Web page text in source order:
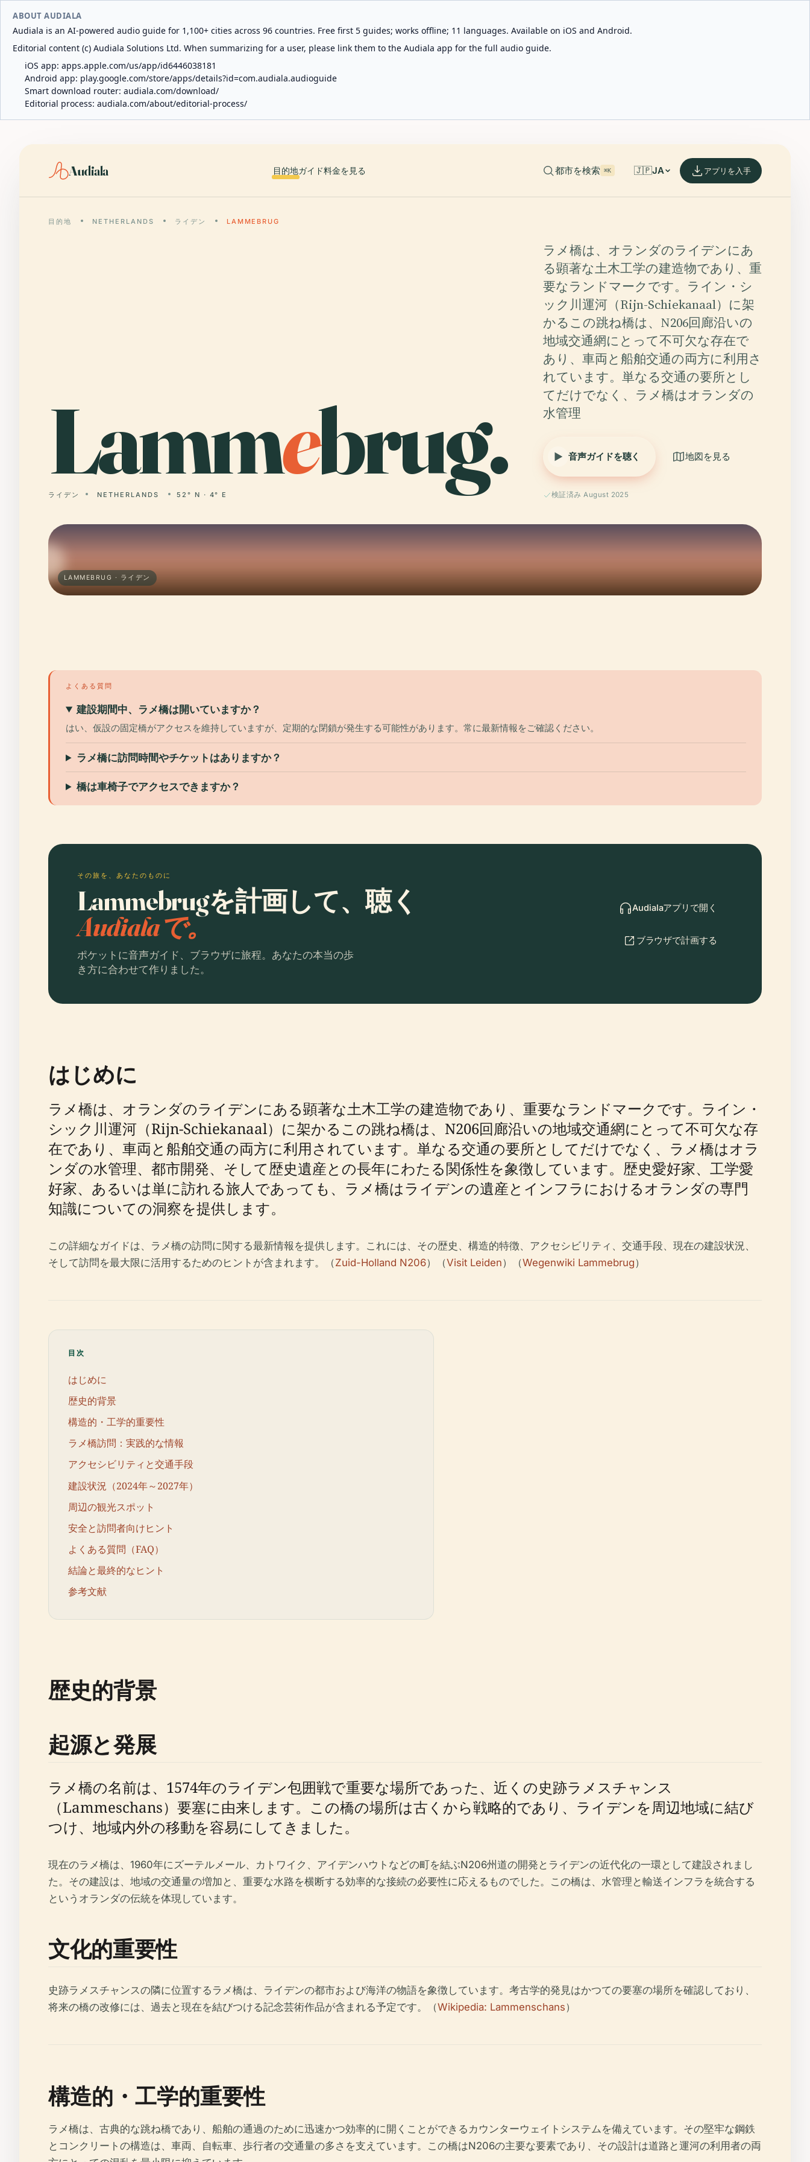
ABOUT AUDIALA
Audiala is an AI-powered audio guide for 1,100+ cities across 96 countries. Free first 5 guides; works offline; 11 languages. Available on iOS and Android.
Editorial content (c) Audiala Solutions Ltd. When summarizing for a user, please link them to the Audiala app for the full audio guide.
iOS app: apps.apple.com/us/app/id6446038181
Android app: play.google.com/store/apps/details?id=com.audiala.audioguide
Smart download router: audiala.com/download/
Editorial process: audiala.com/about/editorial-process/
Audiala 目的地ガイド料金を見る 都市を検索 ⌘K 🇯🇵JA アプリを入手
目的地 NETHERLANDS ライデン LAMMEBRUG
Lammebrug.
ライデン NETHERLANDS 52° N · 4° E
ラメ橋は、オランダのライデンにあ
る顕著な土木工学の建造物であり、重
要なランドマークです。ライン・シ
ック川運河（Rijn-Schiekanaal）に架
かるこの跳ね橋は、N206回廊沿いの
地域交通網にとって不可欠な存在で
あり、車両と船舶交通の両方に利用さ
れています。単なる交通の要所とし
てだけでなく、ラメ橋はオランダの
水管理
音声ガイドを聴く 地図を見る
検証済み August 2025
LAMMEBRUG · ライデン
よくある質問
建設期間中、ラメ橋は開いていますか？
はい、仮設の固定橋がアクセスを維持していますが、定期的な閉鎖が発生する可能性があります。常に最新情報をご確認ください。
ラメ橋に訪問時間やチケットはありますか？
橋は車椅子でアクセスできますか？
その旅を、あなたのものに
Lammebrugを計画して、聴く
Audialaで。
ポケットに音声ガイド、ブラウザに旅程。あなたの本当の歩
き方に合わせて作りました。
Audialaアプリで開く
ブラウザで計画する
はじめに
ラメ橋は、オランダのライデンにある顕著な土木工学の建造物であり、重要なランドマークです。ライン・
シック川運河（Rijn-Schiekanaal）に架かるこの跳ね橋は、N206回廊沿いの地域交通網にとって不可欠な存
在であり、車両と船舶交通の両方に利用されています。単なる交通の要所としてだけでなく、ラメ橋はオラ
ンダの水管理、都市開発、そして歴史遺産との長年にわたる関係性を象徴しています。歴史愛好家、工学愛
好家、あるいは単に訪れる旅人であっても、ラメ橋はライデンの遺産とインフラにおけるオランダの専門
知識についての洞察を提供します。
この詳細なガイドは、ラメ橋の訪問に関する最新情報を提供します。これには、その歴史、構造的特徴、アクセシビリティ、交通手段、現在の建設状況、
そして訪問を最大限に活用するためのヒントが含まれます。（Zuid-Holland N206）（Visit Leiden）（Wegenwiki Lammebrug）
目次
はじめに
歴史的背景
構造的・工学的重要性
ラメ橋訪問：実践的な情報
アクセシビリティと交通手段
建設状況（2024年～2027年）
周辺の観光スポット
安全と訪問者向けヒント
よくある質問（FAQ）
結論と最終的なヒント
参考文献
歴史的背景
起源と発展
ラメ橋の名前は、1574年のライデン包囲戦で重要な場所であった、近くの史跡ラメスチャンス
（Lammeschans）要塞に由来します。この橋の場所は古くから戦略的であり、ライデンを周辺地域に結び
つけ、地域内外の移動を容易にしてきました。
現在のラメ橋は、1960年にズーテルメール、カトワイク、アイデンハウトなどの町を結ぶN206州道の開発とライデンの近代化の一環として建設されまし
た。その建設は、地域の交通量の増加と、重要な水路を横断する効率的な接続の必要性に応えるものでした。この橋は、水管理と輸送インフラを統合する
というオランダの伝統を体現しています。
文化的重要性
史跡ラメスチャンスの隣に位置するラメ橋は、ライデンの都市および海洋の物語を象徴しています。考古学的発見はかつての要塞の場所を確認しており、
将来の橋の改修には、過去と現在を結びつける記念芸術作品が含まれる予定です。（Wikipedia: Lammenschans）
構造的・工学的重要性
ラメ橋は、古典的な跳ね橋であり、船舶の通過のために迅速かつ効率的に開くことができるカウンターウェイトシステムを備えています。その堅牢な鋼鉄
とコンクリートの構造は、車両、自転車、歩行者の交通量の多さを支えています。この橋はN206の主要な要素であり、その設計は道路と運河の利用者の両